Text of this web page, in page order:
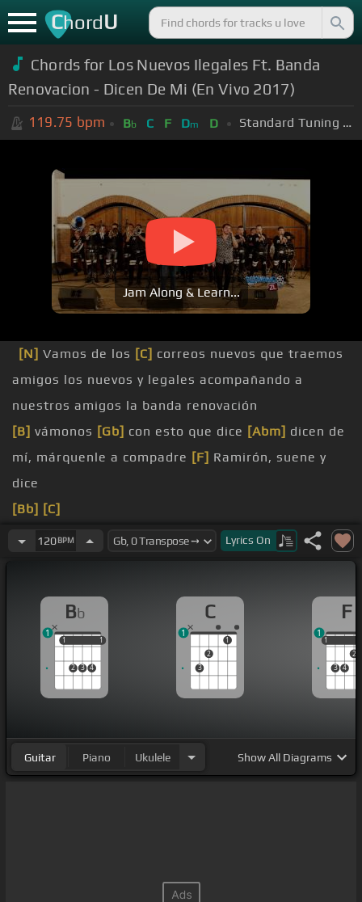
ChordU
Chords for Los Nuevos Ilegales Ft. Banda
Renovacion - Dicen De Mi (En Vivo 2017)
119.75 bpm Bb C F Dm D Standard Tuning (EADGBE)
Jam Along & Learn...
[N] Vamos de los [C] correos nuevos que traemos
amigos los nuevos y legales acompañando a
nuestros amigos la banda renovación
[B] vámonos [Gb] con esto que dice [Abm] dicen de
mí, márquenle a compadre [F] Ramirón, suene y
dice
[Bb] [C]
[Dm] [Bb]
Dicen de mí
malo
120BPM Lyrics On
Bb
1
2 3 4
1
1 1
1
C
3
2
1
1
F
1
3 4
2
1
1
Guitar Piano Ukulele ShowAll Diagrams